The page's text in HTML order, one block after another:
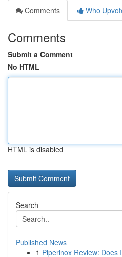
Comments
Who
Comments
Submit a Comment
No HTML
HTML is disabled
Search
Published News
1 Piperinox Review: Does